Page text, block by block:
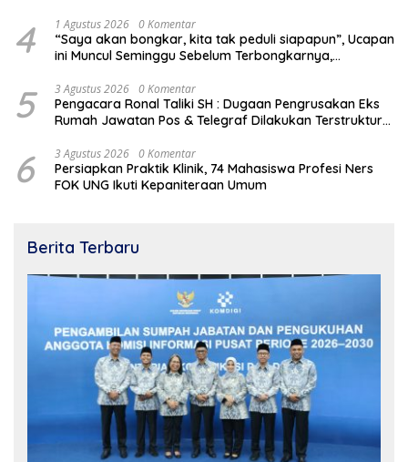
4 1 Agustus 2026 0 Komentar
“Saya akan bongkar, kita tak peduli siapapun”, Ucapan
ini Muncul Seminggu Sebelum Terbongkarnya,
5 3 Agustus 2026 0 Komentar
Pengacara Ronal Taliki SH : Dugaan Pengrusakan Eks
Rumah Jawatan Pos & Telegraf Dilakukan Terstruktur
6 3 Agustus 2026 0 Komentar
Persiapkan Praktik Klinik, 74 Mahasiswa Profesi Ners
FOK UNG Ikuti Kepaniteraan Umum
Berita Terbaru